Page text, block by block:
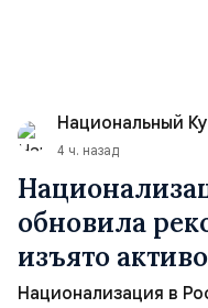
Национальный
4 ч. назад
обновила
изъято
Национализация в